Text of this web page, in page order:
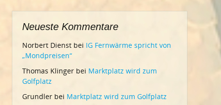
Neueste Kommentare
Norbert Dienst bei IG Fernwärme spricht von
„Mondpreisen“
Thomas Klinger bei Marktplatz wird zum
Golfplatz
Grundler bei Marktplatz wird zum Golfplatz